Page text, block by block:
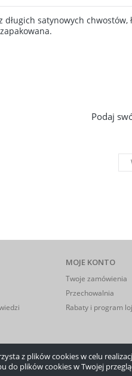
z plików cookies w celu
do plików cookies w Twojej
długich satynowych
Podaj
MOJE KONTO
Twoje zamówienia
Przechowalnia
Rabaty i program